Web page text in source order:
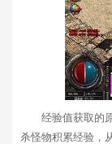
经验值获取的
杀怪物积累经验，